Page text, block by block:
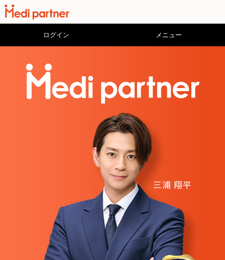
ログイン メニュー